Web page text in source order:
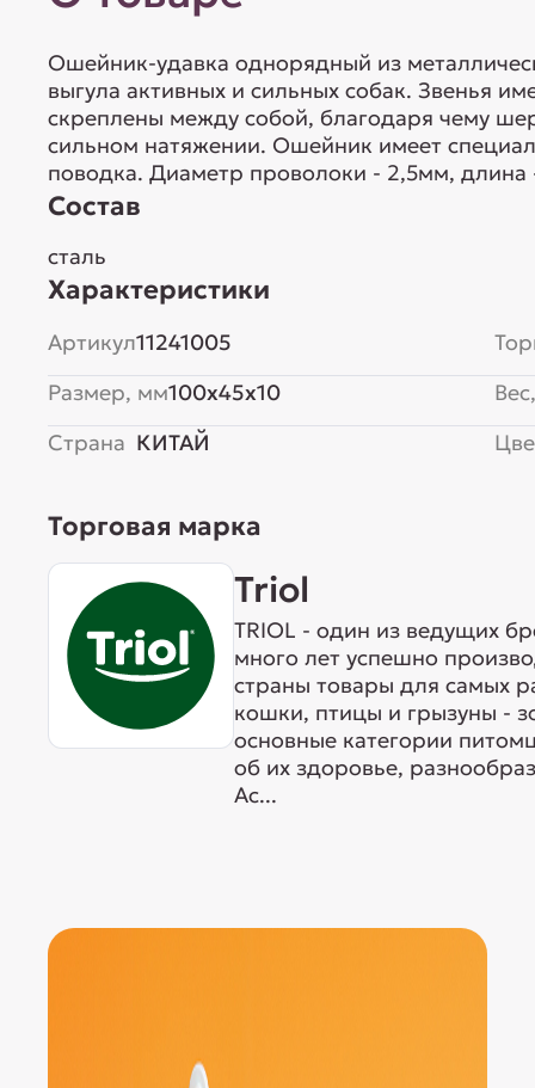
Ошейник-удавка однорядный из
выгула активных и сильных собак. Звенья
скреплены между собой, благодаря чему
сильном натяжении. Ошейник имеет
поводка. Диаметр проволоки - 2,5мм,
Состав
сталь
Характеристики
Артикул11241005
Размер, мм100x45x10
Страна КИТАЙ
Торговая марка
Triol
TRIOL - один из ведущих
много лет успешно
страны товары для самых
кошки, птицы и грызуны -
основные категории
об их здоровье,
Ас...